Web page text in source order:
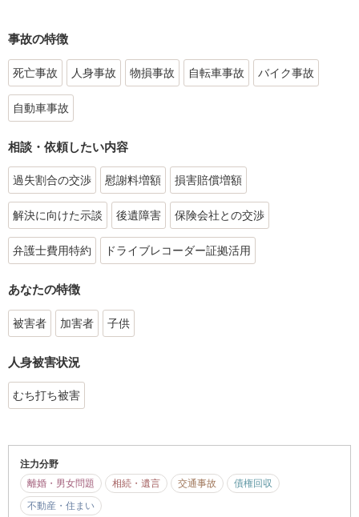
事故の特徴
死亡事故 人身事故 物損事故 自転車事故 バイク事故
自動車事故
相談・依頼したい内容
過失割合の交渉 慰謝料増額 損害賠償増額
解決に向けた示談 後遺障害 保険会社との交渉
弁護士費用特約 ドライブレコーダー証拠活用
あなたの特徴
被害者 加害者 子供
人身被害状況
むち打ち被害
注力分野
離婚・男女問題
相続・遺言 交通事故
債権回収
不動産・住まい